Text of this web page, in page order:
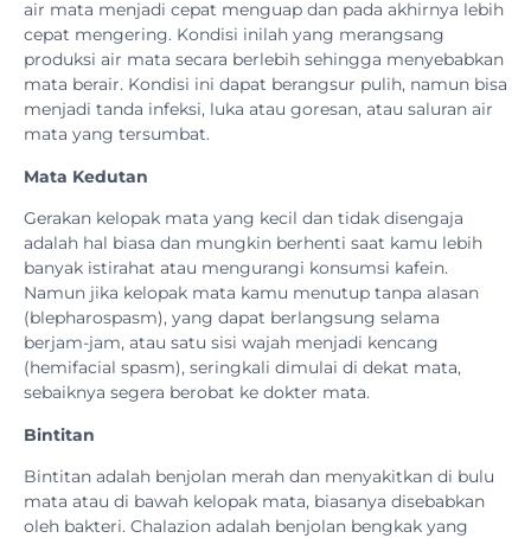
air mata menjadi cepat menguap dan pada akhirnya lebih
cepat mengering. Kondisi inilah yang merangsang
produksi air mata secara berlebih sehingga menyebabkan
mata berair. Kondisi ini dapat berangsur pulih, namun bisa
menjadi tanda infeksi, luka atau goresan, atau saluran air
mata yang tersumbat.
Mata Kedutan
Gerakan kelopak mata yang kecil dan tidak disengaja
adalah hal biasa dan mungkin berhenti saat kamu lebih
banyak istirahat atau mengurangi konsumsi kafein.
Namun jika kelopak mata kamu menutup tanpa alasan
(blepharospasm), yang dapat berlangsung selama
berjam-jam, atau satu sisi wajah menjadi kencang
(hemifacial spasm), seringkali dimulai di dekat mata,
sebaiknya segera berobat ke dokter mata.
Bintitan
Bintitan adalah benjolan merah dan menyakitkan di bulu
mata atau di bawah kelopak mata, biasanya disebabkan
oleh bakteri. Chalazion adalah benjolan bengkak yang